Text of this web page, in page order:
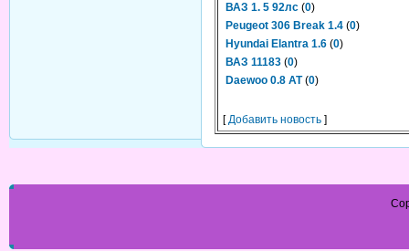
ВАЗ 1. 5 92лс (0)
Peugeot 306 Break 1.4 (0)
Hyundai Elantra 1.6 (0)
ВАЗ 11183 (0)
Daewoo 0.8 AT (0)
[Добавить новость ]